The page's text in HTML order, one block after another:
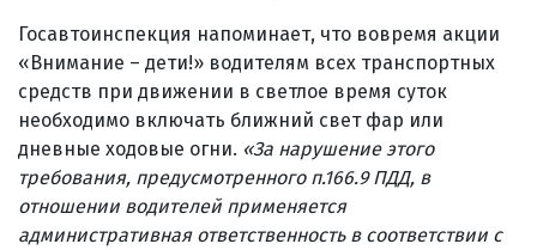
Госавтоинспекция напоминает, что вовремя акции
«Внимание – дети!» водителям всех транспортных
средств при движении в светлое время суток
необходимо включать ближний свет фар или
дневные ходовые огни. «За нарушение этого
требования, предусмотренного п.166.9 ПДД, в
отношении водителей применяется
административная ответственность в соответствии с